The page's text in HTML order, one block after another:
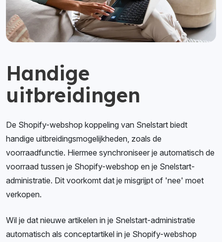
Handige
uitbreidingen
De Shopify-webshop koppeling van Snelstart biedt
handige uitbreidingsmogelijkheden, zoals de
voorraadfunctie. Hiermee synchroniseer je automatisch de
voorraad tussen je Shopify-webshop en je Snelstart-
administratie. Dit voorkomt dat je misgrijpt of 'nee' moet
verkopen.
Wil je dat nieuwe artikelen in je Snelstart-administratie
automatisch als conceptartikel in je Shopify-webshop